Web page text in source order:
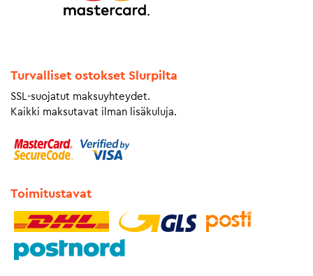
Turvalliset ostokset Slurpilta
SSL-suojatut maksuyhteydet.
Kaikki maksutavat ilman lisäkuluja.
Toimitustavat